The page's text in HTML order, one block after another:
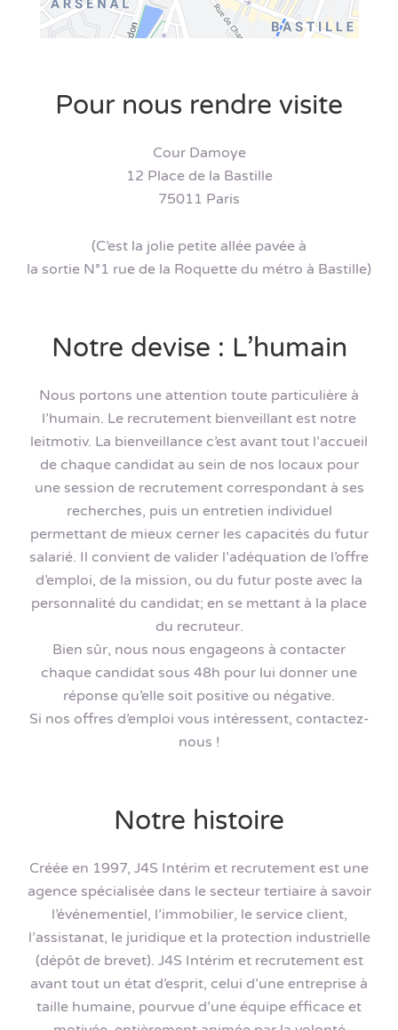
Pour nous rendre visite
Cour Damoye
12 Place de la Bastille
75011 Paris
(C’est la jolie petite allée pavée à
la sortie N°1 rue de la Roquette du métro à Bastille)
Notre devise : L’humain
Nous portons une attention toute particulière à
l’humain. Le recrutement bienveillant est notre
leitmotiv. La bienveillance c’est avant tout l’accueil
de chaque candidat au sein de nos locaux pour
une session de recrutement correspondant à ses
recherches, puis un entretien individuel
permettant de mieux cerner les capacités du futur
salarié. Il convient de valider l’adéquation de l’offre
d’emploi, de la mission, ou du futur poste avec la
personnalité du candidat; en se mettant à la place
du recruteur.
Bien sûr, nous nous engageons à contacter
chaque candidat sous 48h pour lui donner une
réponse qu’elle soit positive ou négative.
Si nos offres d’emploi vous intéressent, contactez-
nous !
Notre histoire
Créée en 1997, J4S Intérim et recrutement est une
agence spécialisée dans le secteur tertiaire à savoir
l’événementiel, l’immobilier, le service client,
l’assistanat, le juridique et la protection industrielle
(dépôt de brevet). J4S Intérim et recrutement est
avant tout un état d’esprit, celui d’une entreprise à
taille humaine, pourvue d’une équipe efficace et